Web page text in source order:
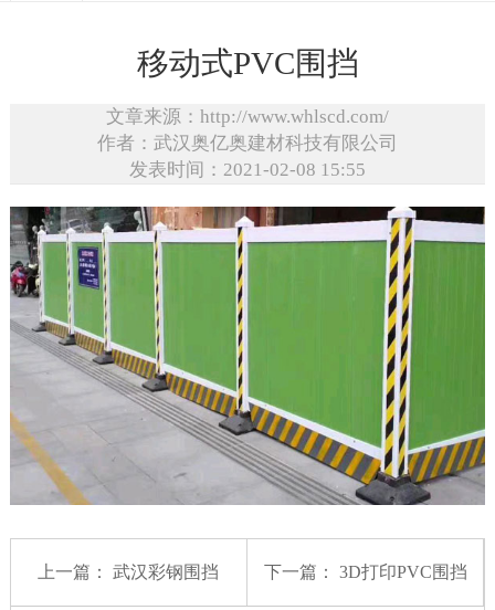
移动式PVC围挡
文章来源：http://www.whlscd.com/
作者：武汉奥亿奥建材科技有限公司
发表时间：2021-02-08 15:55
上一篇：武汉彩钢围挡 下一篇： 3D打印PVC围挡